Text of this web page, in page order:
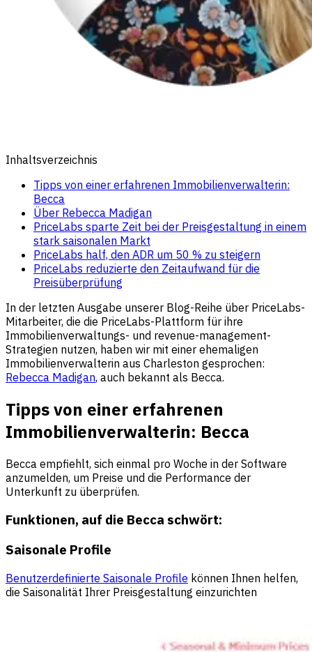
Inhaltsverzeichnis
Tipps von einer erfahrenen Immobilienverwalterin:
Becca
Über Rebecca Madigan
PriceLabs sparte Zeit bei der Preisgestaltung in einem
stark saisonalen Markt
PriceLabs half, den ADR um 50 % zu steigern
PriceLabs reduzierte den Zeitaufwand für die
Preisüberprüfung
In der letzten Ausgabe unserer Blog-Reihe über PriceLabs-
Mitarbeiter, die die PriceLabs-Plattform für ihre
Immobilienverwaltungs- und revenue-management-
Strategien nutzen, haben wir mit einer ehemaligen
Immobilienverwalterin aus Charleston gesprochen:
Rebecca Madigan, auch bekannt als Becca.
Tipps von einer erfahrenen
Immobilienverwalterin: Becca
Becca empfiehlt, sich einmal pro Woche in der Software
anzumelden, um Preise und die Performance der
Unterkunft zu überprüfen.
Funktionen, auf die Becca schwört:
Saisonale Profile
Benutzerdefinierte Saisonale Profile können Ihnen helfen,
die Saisonalität Ihrer Preisgestaltung einzurichten